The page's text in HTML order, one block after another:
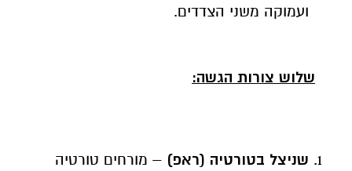
ועמוקה משני הצדדים.
שלוש צורות הגשה:
שניצל בטורטיה (ראפ) – מורחים טורטיה